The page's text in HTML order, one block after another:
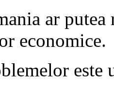
ar putea
economice.
este